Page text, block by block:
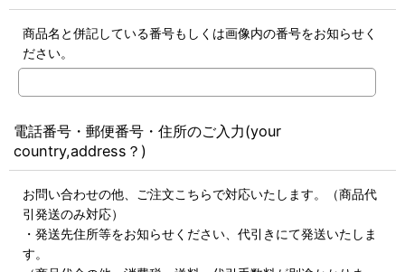
商品名と併記している番号もしくは画像内の番号をお知らせく
ださい。
電話番号・郵便番号・住所のご入力(your
country,address？)
お問い合わせの他、ご注文こちらで対応いたします。（商品代
引発送のみ対応）
・発送先住所等をお知らせください、代引きにて発送いたしま
す。